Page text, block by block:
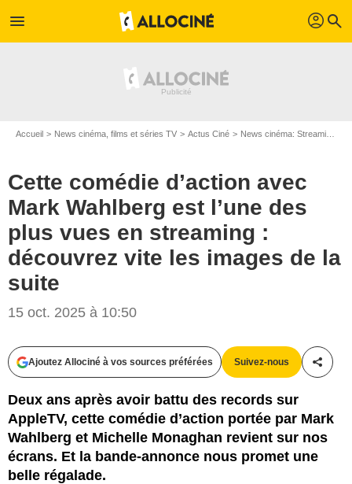
menu profil search
Accueil News cinéma, films et séries TV Actus Ciné News cinéma: Streaming
Cette comédie d’action avec
Mark Wahlberg est l’une des
plus vues en streaming :
découvrez vite les images de la
suite
15 oct. 2025 à 10:50
Ajoutez Allociné à vos sources préférées Suivez-nous
Deux ans après avoir battu des records sur
AppleTV, cette comédie d’action portée par Mark
Wahlberg et Michelle Monaghan revient sur nos
écrans. Et la bande-annonce nous promet une
belle régalade.